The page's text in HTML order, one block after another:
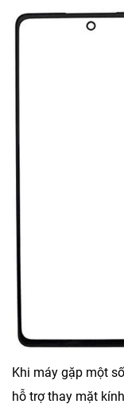
Khi máy gặp một
hỗ trợ thay mặt